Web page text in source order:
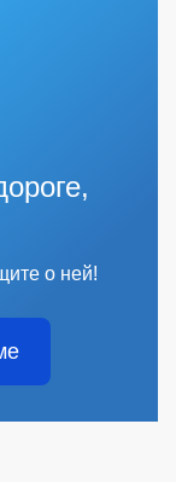
о ней!